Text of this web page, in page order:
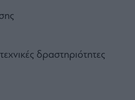
δραστηριότητες